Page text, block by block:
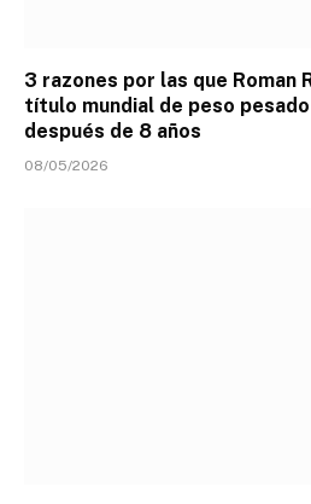
3 razones por las que Roman
título mundial de peso pesado
después de 8 años
08/05/2026